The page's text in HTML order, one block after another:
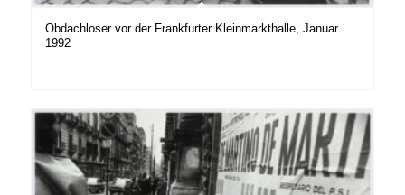
Obdachloser vor der Frankfurter Kleinmarkthalle, Januar
1992